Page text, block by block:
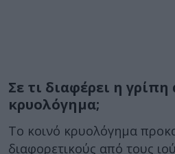
Σε τι διαφέρει η
κρυολόγημα;
Το κοινό κρυολόγημα
διαφορετικούς από τους